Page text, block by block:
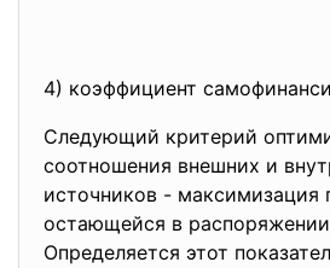
4) коэффициент
Следующий критерий
соотношения внешних и
источников - максимизация
остающейся в
Определяется этот